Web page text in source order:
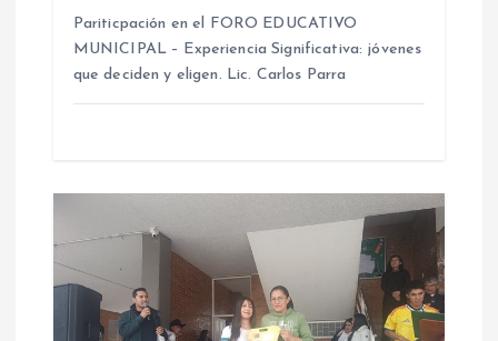
d
a
Pariticpación en el FORO EDUCATIVO
MUNICIPAL – Experiencia Significativa: jóvenes
que deciden y eligen. Lic. Carlos Parra